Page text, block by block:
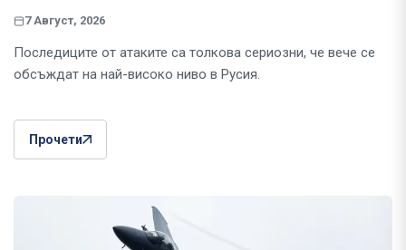
7 Август, 2026
Последиците от атаките са толкова сериозни, че вече се
обсъждат на най-високо ниво в Русия.
Прочети